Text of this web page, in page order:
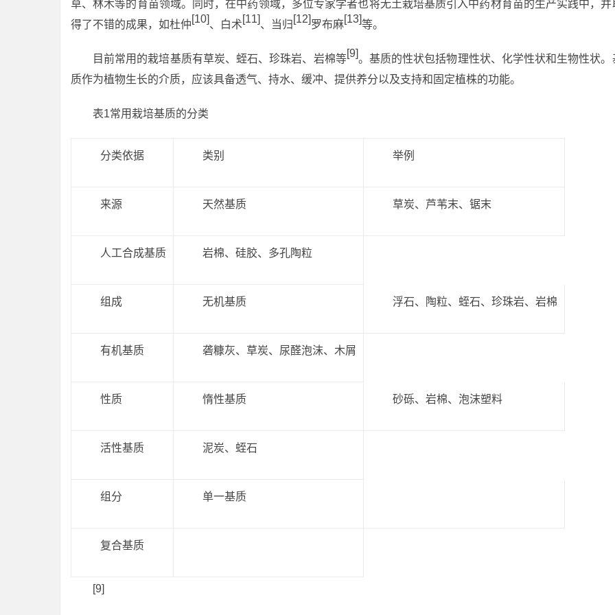
草、林木等的育苗领域。同时，在中药领域，多位专家学者也将无土栽培基质引入中药材育苗的生产实践中，并
得了不错的成果，如杜仲[10]、白术[11]、当归 [12]罗布麻[13]等。
目前常用的栽培基质有草炭、蛭石、珍珠岩、岩棉等[9]。基质的性状包括物理性状、化学性状和生物性状。
质作为植物生长的介质，应该具备透气、持水、缓冲、提供养分以及支持和固定植株的功能。
表1常用栽培基质的分类
分类依据 类别 举例
来源 天然基质 草炭、芦苇末、锯末
人工合成基质 岩棉、硅胶、多孔陶粒
组成 无机基质 浮石、陶粒、蛭石、珍珠岩、岩棉
有机基质 砻糠灰、草炭、尿醛泡沫、木屑
性质 惰性基质 砂砾、岩棉、泡沫塑料
活性基质 泥炭、蛭石
组分 单一基质
复合基质
[9]